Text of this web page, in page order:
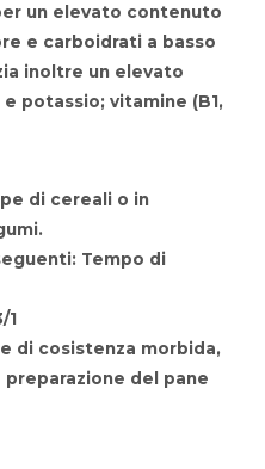
un elevato contenuto
e carboidrati a basso
inoltre un elevato
potassio; vitamine (B1,
di cereali o in
Tempo di
1
di cosistenza morbida,
del pane